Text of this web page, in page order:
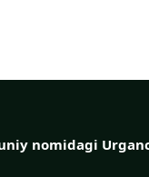
nomidagi